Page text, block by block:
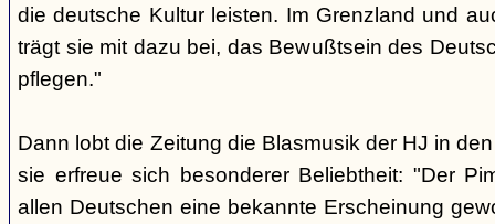
die deutsche Kultur leisten. Im Grenzland und
trägt sie mit dazu bei, das Bewußtsein des
pflegen."
Dann lobt die Zeitung die Blasmusik der HJ in
sie erfreue sich besonderer Beliebtheit: "Der
allen Deutschen eine bekannte Erscheinung